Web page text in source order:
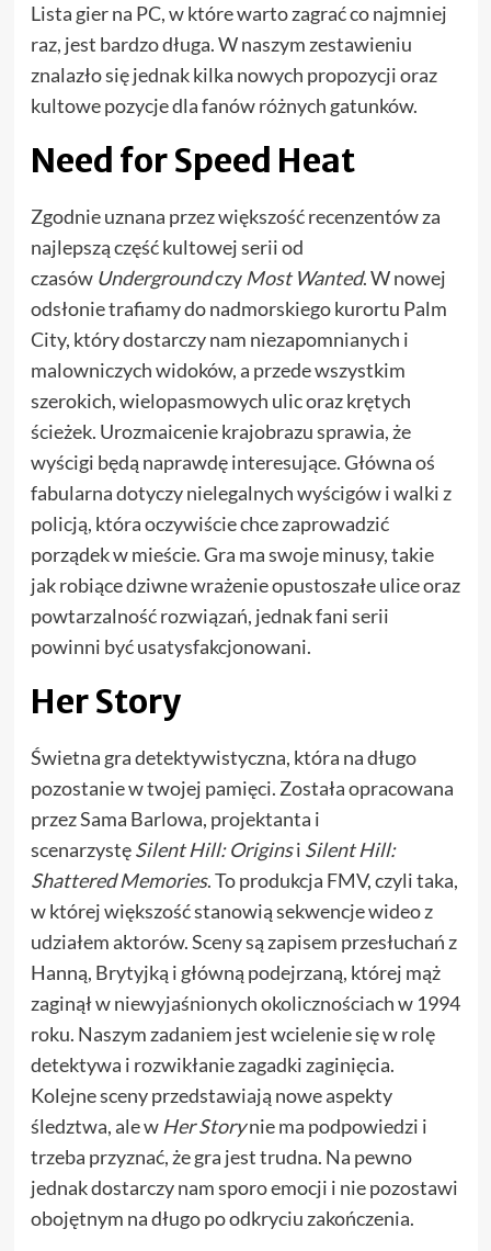
Lista gier na PC, w które warto zagrać co najmniej
raz, jest bardzo długa. W naszym zestawieniu
znalazło się jednak kilka nowych propozycji oraz
kultowe pozycje dla fanów różnych gatunków.
Need for Speed Heat
Zgodnie uznana przez większość recenzentów za
najlepszą część kultowej serii od
czasów Undergroundczy Most Wanted. W nowej
odsłonie trafiamy do nadmorskiego kurortu Palm
City, który dostarczy nam niezapomnianych i
malowniczych widoków, a przede wszystkim
szerokich, wielopasmowych ulic oraz krętych
ścieżek. Urozmaicenie krajobrazu sprawia, że
wyścigi będą naprawdę interesujące. Główna oś
fabularna dotyczy nielegalnych wyścigów i walki z
policją, która oczywiście chce zaprowadzić
porządek w mieście. Gra ma swoje minusy, takie
jak robiące dziwne wrażenie opustoszałe ulice oraz
powtarzalność rozwiązań, jednak fani serii
powinni być usatysfakcjonowani.
Her Story
Świetna gra detektywistyczna, która na długo
pozostanie w twojej pamięci. Została opracowana
przez Sama Barlowa, projektanta i
scenarzystęSilent Hill: Originsi Silent Hill:
Shattered Memories. To produkcja FMV, czyli taka,
w której większość stanowią sekwencje wideo z
udziałem aktorów. Sceny są zapisem przesłuchań z
Hanną, Brytyjką i główną podejrzaną, której mąż
zaginął w niewyjaśnionych okolicznościach w 1994
roku. Naszym zadaniem jest wcielenie się w rolę
detektywa i rozwikłanie zagadki zaginięcia.
Kolejne sceny przedstawiają nowe aspekty
śledztwa, ale w Her Storynie ma podpowiedzi i
trzeba przyznać, że gra jest trudna. Na pewno
jednak dostarczy nam sporo emocji i nie pozostawi
obojętnym na długo po odkryciu zakończenia.